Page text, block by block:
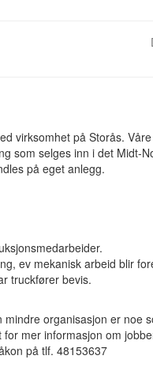
virksomhet på Storås.
som selges inn i det Midt-
på eget anlegg.
ev mekanisk arbeid blir
truckfører bevis.
organisasjon er noe
mer informasjon om
på tlf. 48153637